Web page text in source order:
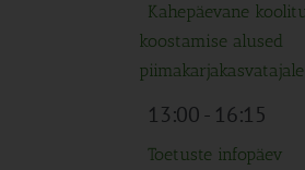
Kahepäevane
koostamise alused
piimakarjakasvatajale
13:00- 16:15
Toetuste infopäev